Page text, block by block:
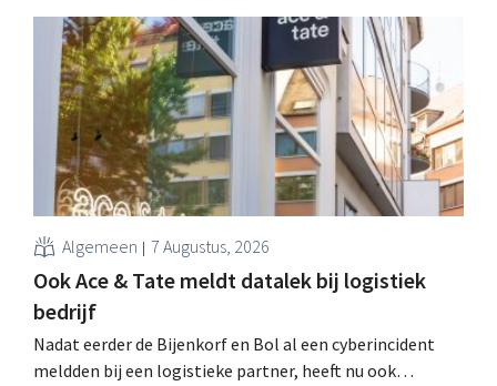
Algemeen 7 Augustus, 2026
Ook Ace & Tate meldt datalek bij logistiek
bedrijf
Nadat eerder de Bijenkorf en Bol al een cyberincident
meldden bij een logistieke partner, heeft nu ook